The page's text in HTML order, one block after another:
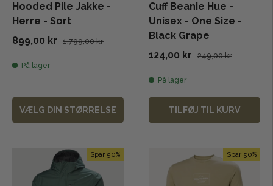
Hooded Pile Jakke -
Herre - Sort
899,00 kr
1.799,00 kr
På lager
VÆLG DIN STØRRELSE
Cuff Beanie Hue -
Unisex - One Size -
Black Grape
124,00 kr
249,00 kr
På lager
TILFØJ TIL KURV
Spar 50% Spar 50%